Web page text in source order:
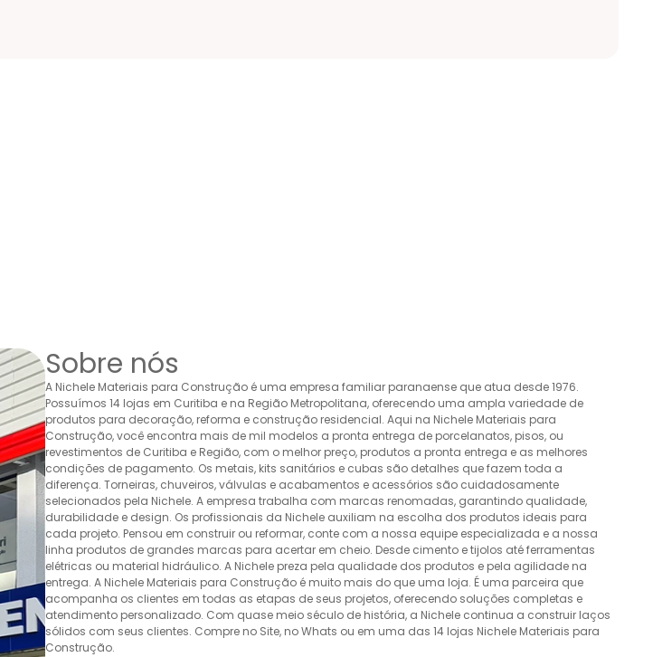
Sobre nós
A Nichele Materiais para Construção é uma empresa familiar paranaense que atua desde 1976.
Possuímos 14 lojas em Curitiba e na Região Metropolitana, oferecendo uma ampla variedade de
produtos para decoração, reforma e construção residencial. Aqui na Nichele Materiais para
Construção, você encontra mais de mil modelos a pronta entrega de porcelanatos, pisos, ou
revestimentos de Curitiba e Região, com o melhor preço, produtos a pronta entrega e as melhores
condições de pagamento. Os metais, kits sanitários e cubas são detalhes que fazem toda a
diferença. Torneiras, chuveiros, válvulas e acabamentos e acessórios são cuidadosamente
selecionados pela Nichele. A empresa trabalha com marcas renomadas, garantindo qualidade,
durabilidade e design. Os profissionais da Nichele auxiliam na escolha dos produtos ideais para
cada projeto. Pensou em construir ou reformar, conte com a nossa equipe especializada e a nossa
linha produtos de grandes marcas para acertar em cheio. Desde cimento e tijolos até ferramentas
elétricas ou material hidráulico. A Nichele preza pela qualidade dos produtos e pela agilidade na
entrega. A Nichele Materiais para Construção é muito mais do que uma loja. É uma parceira que
acompanha os clientes em todas as etapas de seus projetos, oferecendo soluções completas e
atendimento personalizado. Com quase meio século de história, a Nichele continua a construir laços
sólidos com seus clientes. Compre no Site, no Whats ou em uma das 14 lojas Nichele Materiais para
Construção.